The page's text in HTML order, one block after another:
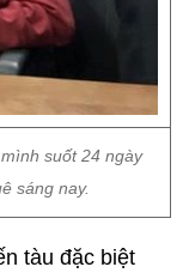
suốt 24 ngày
sáng nay.
tàu đặc biệt